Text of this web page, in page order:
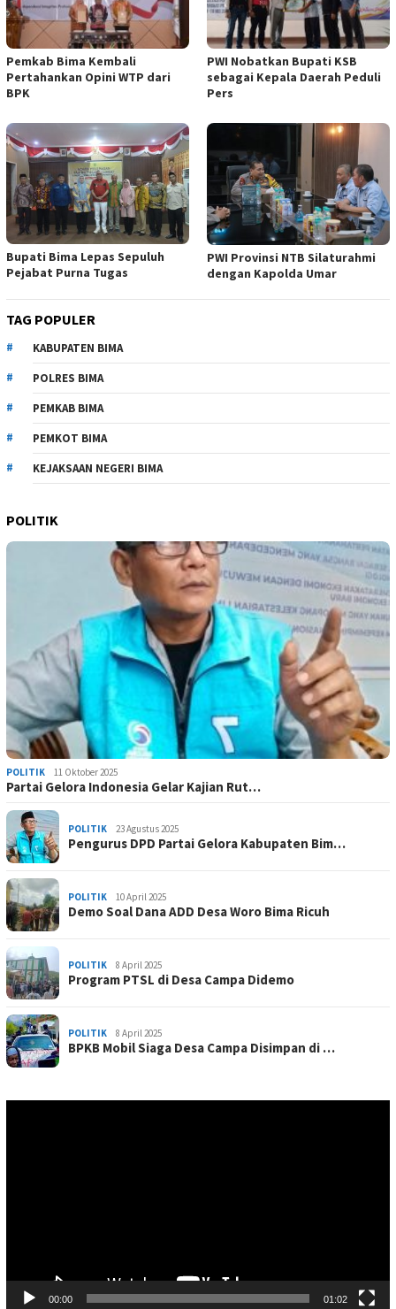
Pemkab Bima Kembali
Pertahankan Opini WTP dari
BPK
PWI Nobatkan Bupati KSB
sebagai Kepala Daerah Peduli
Pers
Bupati Bima Lepas Sepuluh
Pejabat Purna Tugas
PWI Provinsi NTB Silaturahmi
dengan Kapolda Umar
TAG POPULER
KABUPATEN BIMA
POLRES BIMA
PEMKAB BIMA
PEMKOT BIMA
KEJAKSAAN NEGERI BIMA
POLITIK
POLITIK 11 Oktober 2025
Partai Gelora Indonesia Gelar Kajian Rut…
POLITIK 23 Agustus 2025
Pengurus DPD Partai Gelora Kabupaten Bim…
POLITIK 10 April 2025
Demo Soal Dana ADD Desa Woro Bima Ricuh
POLITIK 8 April 2025
Program PTSL di Desa Campa Didemo
POLITIK 8 April 2025
BPKB Mobil Siaga Desa Campa Disimpan di …
00:00 01:02